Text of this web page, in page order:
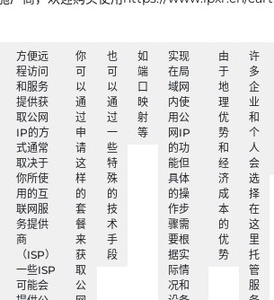
方便远
程访问
和服务
提供获
取公网
IP的方
式通常
取决于
你所使
用的互
联网服
务提供
商
（ISP）
一些ISP
可能会
你
可
以
通
过
申
请
这
样
的
套
餐
来
获
取
公
也
可
以
通
过
一
些
特
殊
的
技
术
手
段
如
端
口
映
射
等
实现
在局
域网
内使
用公
网IP
的功
能但
具体
的操
作步
骤需
要根
据实
际情
况和
由
于
地
理
优
势
和
经
济
成
本
的
优
势
许
多
企
业
和
个
人
会
选
择
在
这
里
托
管
服